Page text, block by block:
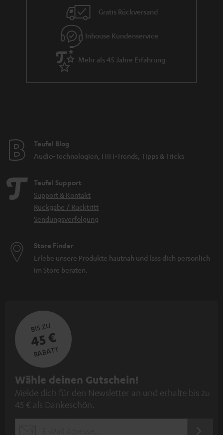
Zudem ist der kleine Teufel dank einer integrierten Soundkarte,
einzelner Bluetooth Lautsprecher verwendbar! Wer also spontan auf
Reisen geht, kann die Soundbar einfach mitnehmen und an jeden
Fernseher über HDMI anschließen, oder einfach Musik über das
Smartphone bzw. Tablet abspielen (kein Akku verbaut, nur per
Mini-Soundbar mit mehr Power – Die Cinebar One Plus
maximalen 104 dB ein kräftiger Partner für die Soundbar. Erhältlich sind die
Cinebar One und Cinebar One Plus in schwarz und weiß.
Soundbar Vergleich
Heimkino
WLAN Soundbar
Soundbar mit Subwoofer: Was die Kombination möglich macht
Gratis Rückversand
Inhouse Kundenservice
Mehr als 45 Jahre Erfahrung
Teufel Blog
Audio-Technologien, HiFi-Trends, Tipps & Tricks
Teufel Support
Support & Kontakt
Rückgabe / Rücktritt
Sendungsverfolgung
Store Finder
Erlebe unsere Produkte hautnah und lass dich persönlich
im Store beraten.
BIS ZU
45 €
RABATT
N
e
w
Wähle deinen Gutschein!
Melde dich für den Newsletter an und erhalte bis zu
45 € als Dankeschön.